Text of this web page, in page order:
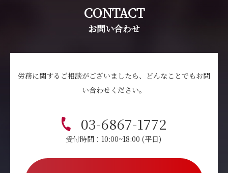
CONTACT
お問い合わせ
労務に関するご相談がございましたら、どんなことでもお問
い合わせください。
03-6867-1772
受付時間：10:00~18:00 (平日)